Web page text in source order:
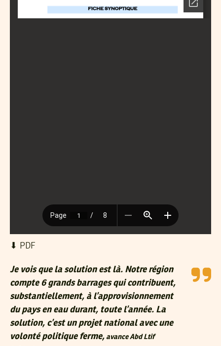
⬇︎ PDF
Je vois que la solution est là. Notre région
compte 6 grands barrages qui contribuent,
substantiellement, à l’approvisionnement
du pays en eau durant, toute l’année. La
solution, c’est un projet national avec une
volonté politique ferme, avance Abd Ltif